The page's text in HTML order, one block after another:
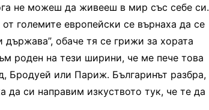
не можеш да живееш в мир със себе си.
големите европейски се върнаха да се
обаче тя се грижи за хората
роден на тези ширини, че ме пече това
Бродуей или Париж. Българинът разбра,
да си направим изкуството тук, че те да